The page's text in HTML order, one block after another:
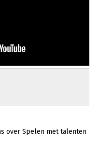
over Spelen met talenten